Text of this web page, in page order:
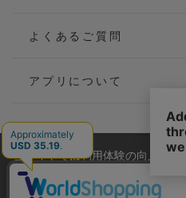
よくあるご質問
アプリについて
会社概要
ご利用規約
当サイトでは利用体験の向上およ
ラフィックの分析を目的として
サイトの閲覧を継続された場合